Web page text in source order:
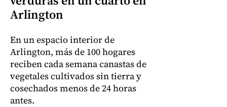
Arlington
En un espacio interior de
Arlington, más de 100 hogares
reciben cada semana canastas de
vegetales cultivados sin tierra y
cosechados menos de 24 horas
antes.